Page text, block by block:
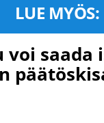
LUE MYÖS:
saada